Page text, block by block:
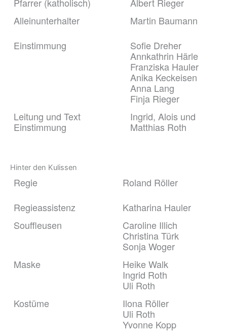
Pfarrer (katholisch)
Albert Rieger
Alleinunterhalter
Martin Baumann
Einstimmung
Sofie Dreher
Annkathrin Härle
Franziska Hauler
Anika Keckeisen
Anna Lang
Finja Rieger
Leitung und Text
Einstimmung
Ingrid, Alois und
Matthias Roth
Hinter den Kulissen
Regie
Roland Röller
Regieassistenz
Katharina Hauler
Souffleusen
Caroline Illich
Christina Türk
Sonja Woger
Maske
Heike Walk
Ingrid Roth
Uli Roth
Kostüme
Ilona Röller
Uli Roth
Yvonne Kopp